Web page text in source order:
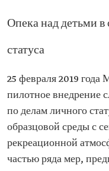
Опека над детьми в
статуса
25 февраля 2019
пилотное внедрение
по делам личного
образцовой среды с
рекреационной
частью ряда мер,